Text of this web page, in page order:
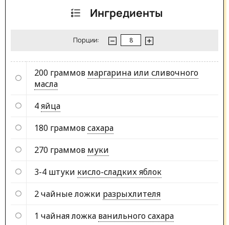
Ингредиенты
Порции:
200 граммов маргарина или сливочного
масла
4яйца
180 граммовсахара
270 граммов муки
3-4 штуки кисло-сладких яблок
2 чайные ложки разрыхлителя
1 чайная ложка ванильного сахара